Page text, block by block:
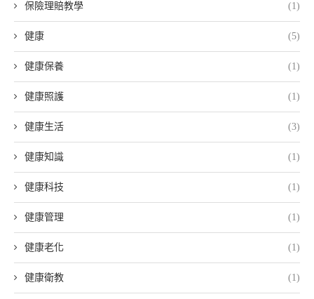
保險理賠教學 (1)
健康 (5)
健康保養 (1)
健康照護 (1)
健康生活 (3)
健康知識 (1)
健康科技 (1)
健康管理 (1)
健康老化 (1)
健康衛教 (1)